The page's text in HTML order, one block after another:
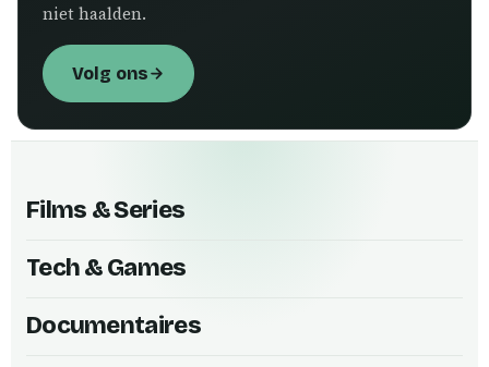
niet haalden.
Volg ons
Films & Series
Tech & Games
Documentaires